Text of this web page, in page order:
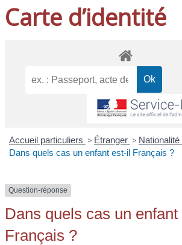
Carte d’identité
Accueil particuliers > Étranger >
Dans quels cas un enfant est-il Français ?
Question-réponse
Dans quels cas un enfant
Français ?